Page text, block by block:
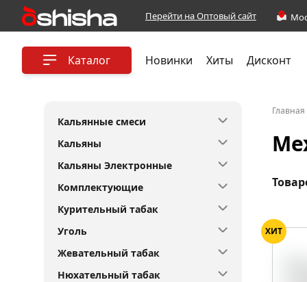
Перейти на Оптовый сайт
Каталог Новинки Хиты Дисконт
Кальянные смеси
Кальяны
Кальяны Электронные
Комплектующие
Курительный табак
Уголь
Жевательный табак
Нюхательный табак
ХИТ